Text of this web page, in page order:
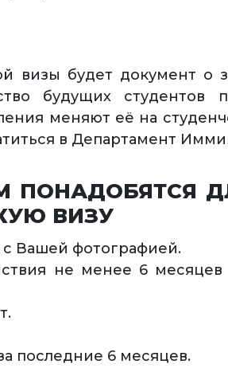
визы будет документ о
будущих
меняют её на
в Департамент
ПОНАДОБЯТСЯ
ВИЗУ
с Вашей фотографией.
не менее 6
последние 6 месяцев.